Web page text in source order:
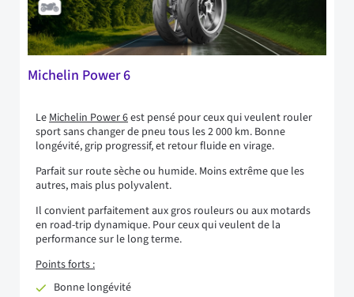
Michelin Power 6
LeMichelin Power 6est pensé pour ceux qui veulent rouler
sport sans changer de pneu tous les 2 000 km. Bonne
longévité, grip progressif, et retour fluide en virage.
Parfait sur route sèche ou humide. Moins extrême que les
autres, mais plus polyvalent.
Il convient parfaitement aux gros rouleurs ou aux motards
en road-trip dynamique. Pour ceux qui veulent de la
performance sur le long terme.
Points forts :
Bonne longévité